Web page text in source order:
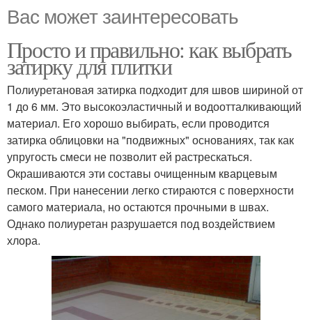
Вас может заинтересовать
Просто и правильно: как выбрать
затирку для плитки
Полиуретановая затирка подходит для швов шириной от
1 до 6 мм. Это высокоэластичный и водоотталкивающий
материал. Его хорошо выбирать, если проводится
затирка облицовки на "подвижных" основаниях, так как
упругость смеси не позволит ей растрескаться.
Окрашиваются эти составы очищенным кварцевым
песком. При нанесении легко стираются с поверхности
самого материала, но остаются прочными в швах.
Однако полиуретан разрушается под воздействием
хлора.